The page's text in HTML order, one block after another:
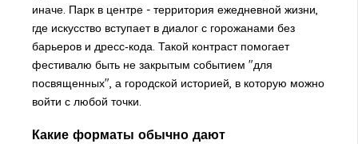
иначе. Парк в центре - территория ежедневной жизни,
где искусство вступает в диалог с горожанами без
барьеров и дресс‑кода. Такой контраст помогает
фестивалю быть не закрытым событием "для
посвященных", а городской историей, в которую можно
войти с любой точки.
Какие форматы обычно дают